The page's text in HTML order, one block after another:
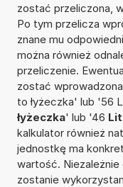
zostać przeliczona,
Po tym przelicza
znane mu
można również
przeliczenie.
zostać
to łyżeczka' lub '56
łyżeczka' lub '46
kalkulator również
jednostkę ma
wartość.
zostanie